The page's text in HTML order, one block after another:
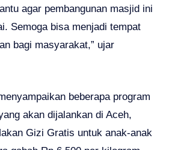
agar pembangunan masjid ini
Semoga bisa menjadi tempat
bagi masyarakat,” ujar
beberapa program
akan dijalankan di Aceh,
Gizi Gratis untuk anak-anak